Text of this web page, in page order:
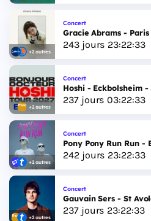
+2 autres
Concert
Gracie Abrams -
243jours 23:22:32
+2 autres
Concert
Hoshi - Eckbolsheim
237jours 03:22:32
+2 autres
Concert
Pony Pony Run Run
242jours 23:22:32
+2 autres
Concert
Gauvain Sers - St
237jours 23:22:32